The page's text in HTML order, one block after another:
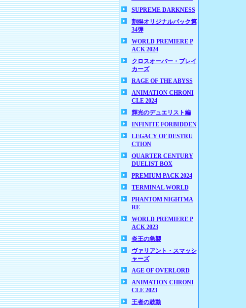
SUPREME DARKNESS
割得オリジナルパック第
34弾
WORLD PREMIERE P
ACK 2024
クロスオーバー・ブレイ
カーズ
RAGE OF THE ABYSS
ANIMATION CHRONI
CLE 2024
輝光のデュエリスト編
INFINITE FORBIDDEN
LEGACY OF DESTRU
CTION
QUARTER CENTURY
DUELIST BOX
PREMIUM PACK 2024
TERMINAL WORLD
PHANTOM NIGHTMA
RE
WORLD PREMIERE P
ACK 2023
炎王の急襲
ヴァリアント・スマッシ
ャーズ
AGE OF OVERLORD
ANIMATION CHRONI
CLE 2023
王者の鼓動